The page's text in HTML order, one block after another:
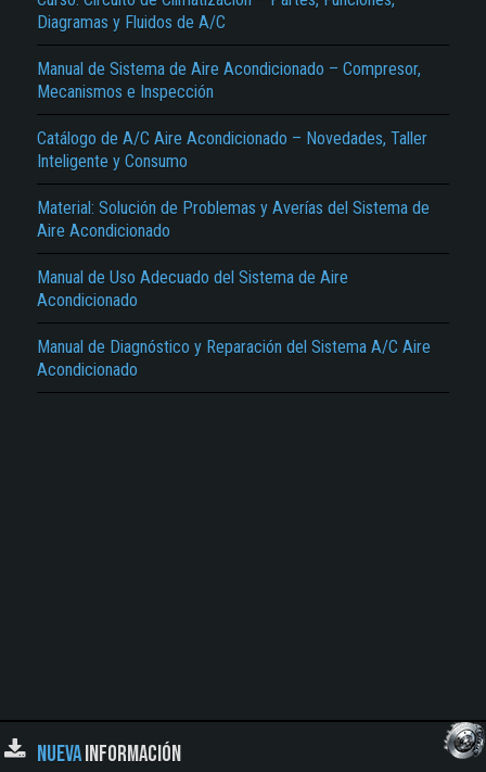
Diagramas y Fluidos de A/C
Manual de Sistema de Aire Acondicionado – Compresor,
Mecanismos e Inspección
Catálogo de A/C Aire Acondicionado – Novedades, Taller
Inteligente y Consumo
Material: Solución de Problemas y Averías del Sistema de
Aire Acondicionado
Manual de Uso Adecuado del Sistema de Aire
Acondicionado
Manual de Diagnóstico y Reparación del Sistema A/C Aire
Acondicionado
NUEVAINFORMACIÓN
Texto o Imagen de portada son erróneos.
No carga o no se visualiza el contenido.